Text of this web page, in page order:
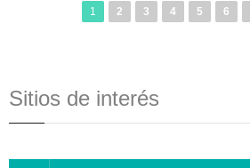
1 2 3 4 5 6
Sitios de interés